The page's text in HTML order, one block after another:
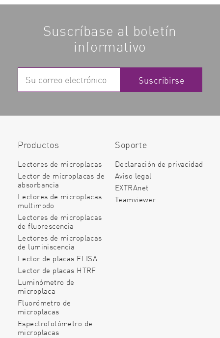
Suscríbase al boletín
informativo
Suscribirse
Productos
Lectores de microplacas
Lector de microplacas de
absorbancia
Lectores de microplacas
multimodo
Lectores de microplacas
de fluorescencia
Lectores de microplacas
de luminiscencia
Lector de placas ELISA
Lector de placas HTRF
Luminómetro de
microplaca
Fluorómetro de
microplacas
Espectrofotómetro de
microplacas
Soporte
Declaración de privacidad
Aviso legal
EXTRAnet
Teamviewer